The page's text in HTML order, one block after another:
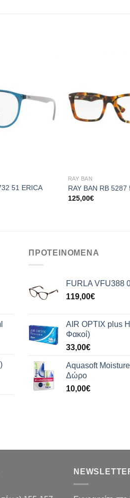
51 ERICA
RAY BAN
RAY BAN RB 5287
125,00€
ΠΡΟΤΕΙΝΟΜΕΝΑ
FURLA VFU388
119,00€
AIR OPTIX plus
Φακοί)
33,00€
Aquasoft
Δώρο
10,00€